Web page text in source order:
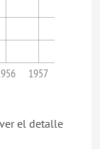
1957
el detalle